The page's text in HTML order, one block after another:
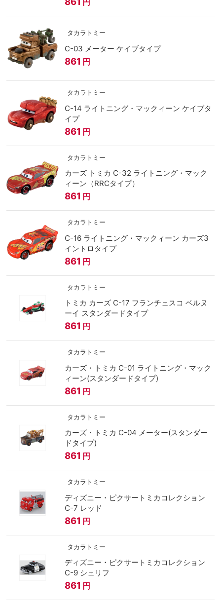
タカラトミー
C-03 メーター ケイブタイプ
861 円
タカラトミー
C-14 ライトニング・マックィーン ケイブタ
イプ
861 円
タカラトミー
カーズ トミカ C-32 ライトニング・マック
ィーン（RRCタイプ）
861 円
タカラトミー
C-16 ライトニング・マックィーン カーズ3
イントロタイプ
861 円
タカラトミー
トミカ カーズ C-17 フランチェスコ ベルヌ
ーイ スタンダードタイプ
861 円
タカラトミー
カーズ・トミカ C-01 ライトニング・マック
ィーン(スタンダードタイプ)
861 円
タカラトミー
カーズ・トミカ C-04 メーター(スタンダー
ドタイプ)
861 円
タカラトミー
ディズニー・ピクサートミカコレクション
C-7 レッド
861 円
タカラトミー
ディズニー・ピクサートミカコレクション
C-9 シェリフ
861 円